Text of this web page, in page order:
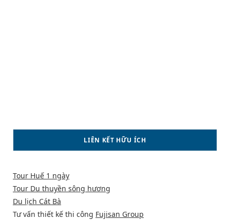
LIÊN KẾT HỮU ÍCH
Tour Huế 1 ngày
Tour Du thuyền sông hương
Du lịch Cát Bà
Tư vấn thiết kế thi công Fujisan Group